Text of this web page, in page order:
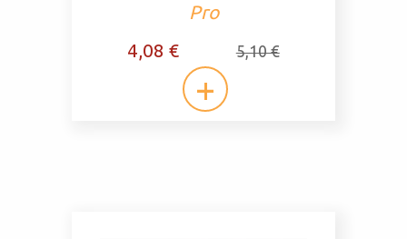
Pro
4,08 €
5,10 €